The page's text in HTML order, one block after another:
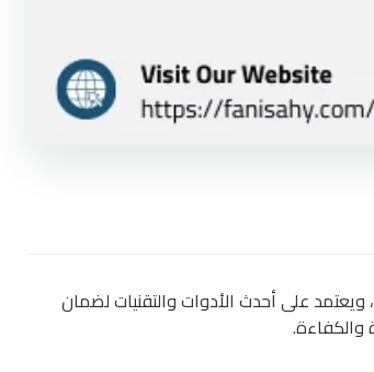
ويعتمد على أحدث الأدوات والتقنيات لضمان
والكفاءة.